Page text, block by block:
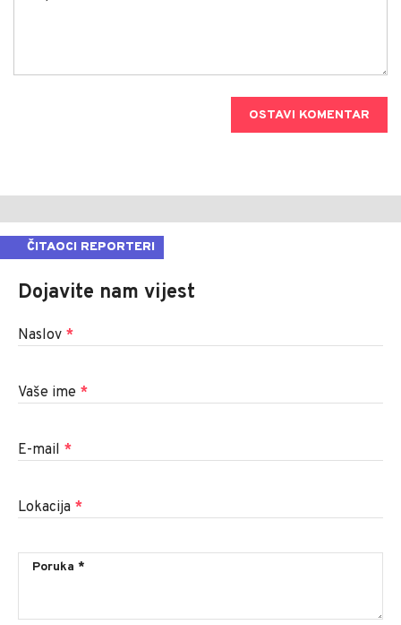
OSTAVI KOMENTAR
ČITAOCI REPORTERI
Dojavite nam vijest
Naslov *
Vaše ime *
E-mail *
Lokacija *